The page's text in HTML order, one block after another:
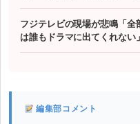
フジテレビの現場が悲鳴「
は誰もドラマに出てくれない」
編集部コメント